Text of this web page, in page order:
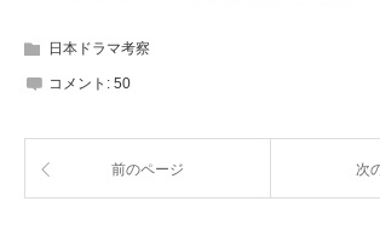
日本ドラマ考察
コメント: 50
前のページ 次